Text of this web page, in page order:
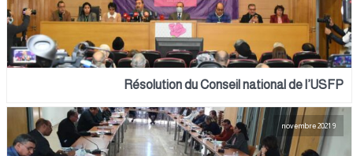
Résolution du Conseil national de l’USFP